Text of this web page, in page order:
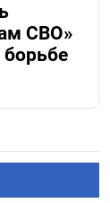
СВО»
борьбе